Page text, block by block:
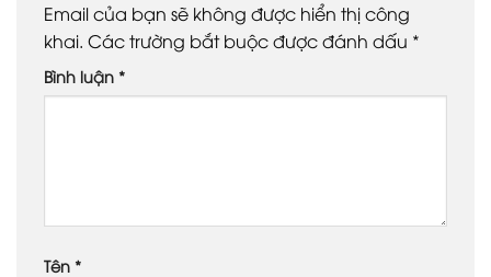
Email của bạn sẽ không được hiển thị công
khai. Các trường bắt buộc được đánh dấu *
Bình luận *
Tên *